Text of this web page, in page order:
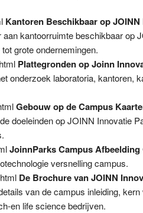
Kantoren Beschikbaar op
kantoorruimte beschikbaar op
grote ondernemingen.
Plattegronden op Joinn
onderzoek laboratoria, kantoren,
Gebouw op de Campus
doeleinden op JOINN Innovatie
JoinnParks Campus Afbeelding
versnelling campus.
De Brochure van JOINN
van de campus inleiding,
en life science bedrijven.